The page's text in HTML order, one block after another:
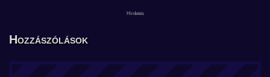
Hozzászólások